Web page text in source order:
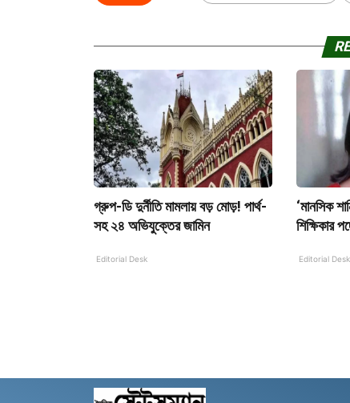
গ্রুপ-ডি দুর্নীতি মামলায় বড় মোড়! পার্থ-
সহ ২৪ অভিযুক্তের জামিন
Editorial Desk
‘মানসিক
শিক্ষিকার
Editorial Desk